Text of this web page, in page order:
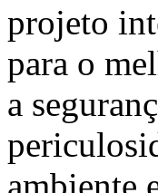
projeto
para o
a
ambiente